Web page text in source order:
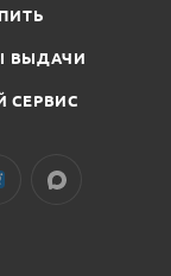
ВЫДАЧИ
СЕРВИС